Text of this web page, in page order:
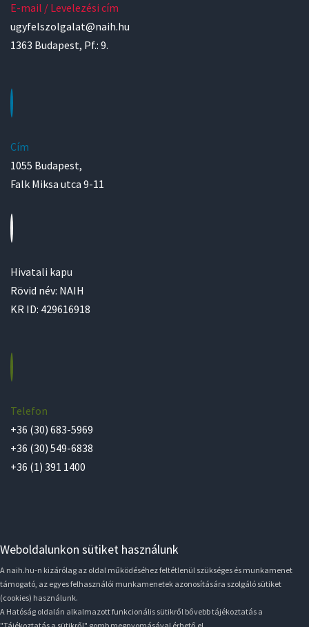
E-mail / Levelezési cím
ugyfelszolgalat@naih.hu
1363 Budapest, Pf.: 9.
Cím
1055 Budapest,
Falk Miksa utca 9-11
Hivatali kapu
Rövid név: NAIH
KR ID: 429616918
Telefon
+36 (30) 683-5969
+36 (30) 549-6838
+36 (1) 391 1400
Weboldalunkon sütiket használunk
A naih.hu-n kizárólag az oldal működéséhez feltétlenül szükséges és munkamenet
támogató, az egyes felhasználói munkamenetek azonosítására szolgáló sütiket
(cookies) használunk.
A Hatóság oldalán alkalmazott funkcionális sütikről bővebb tájékoztatás a